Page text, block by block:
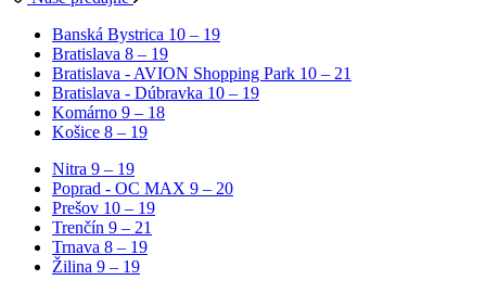
Banská Bystrica 10 – 19
Bratislava 8 – 19
Bratislava - AVION Shopping Park 10 – 21
Bratislava - Dúbravka 10 – 19
Komárno 9 – 18
Košice 8 – 19
Nitra 9 – 19
Poprad - OC MAX 9 – 20
Prešov 10 – 19
Trenčín 9 – 21
Trnava 8 – 19
Žilina 9 – 19